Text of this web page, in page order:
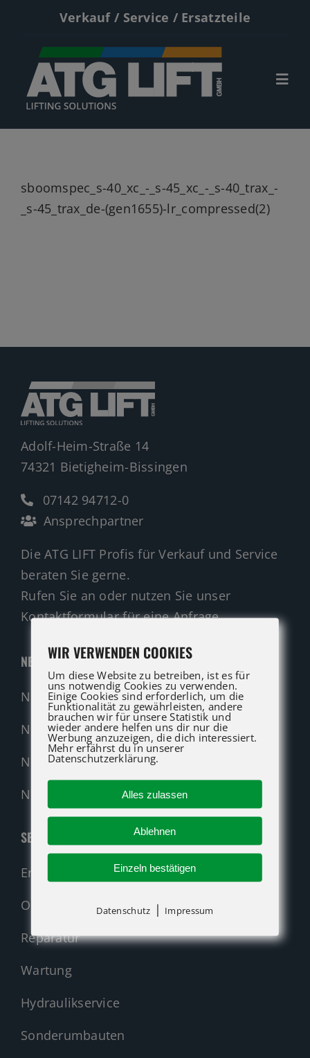
springen
Verkauf / Service / Ersatzteile
Gebrauchte
News
Ersatzteile
Shop
sboomspec_s-40_xc_-_s-45_xc_-_s-40_trax_-
_s-45_trax_de-(gen1655)-lr_compressed(2)
Adolf-Heim-Straße 14
74321 Bietigheim-Bissingen
07142 94712-0
Ansprechpartner
Die ATG LIFT Profis für Verkauf und Service
beraten Sie gerne.
Rufen Sie an oder nutzen Sie unser
Kontaktformular für eine Anfrage.
NEUMASCHINEN
Neumaschinen Übersicht
Neumaschinen Genie
Neumaschinen Merlo
Nehmen Sie Kontakt auf!
SERVICE
Ersatzteil-Anfrage (alle Hersteller)
Original-Ersatzteile
Reparatur
Wartung
Hydraulikservice
Sonderumbauten
WIR VERWENDEN COOKIES
Um diese Website zu betreiben, ist es für
uns notwendig Cookies zu verwenden.
Einige Cookies sind erforderlich, um die
Funktionalität zu gewährleisten, andere
brauchen wir für unsere Statistik und
wieder andere helfen uns dir nur die
Werbung anzuzeigen, die dich interessiert.
Mehr erfährst du in unserer
Datenschutzerklärung.
Alles zulassen
Ablehnen
Einzeln bestätigen
Datenschutz | Impressum